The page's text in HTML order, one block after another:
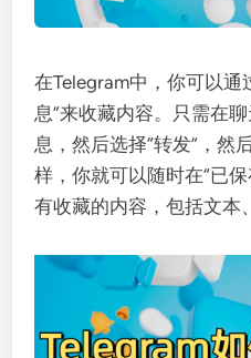
在Telegram中，你可以通
息”来收藏内容。只需在
息，然后选择“转发”，然
样，你就可以随时在“已
有收藏的内容，包括文本